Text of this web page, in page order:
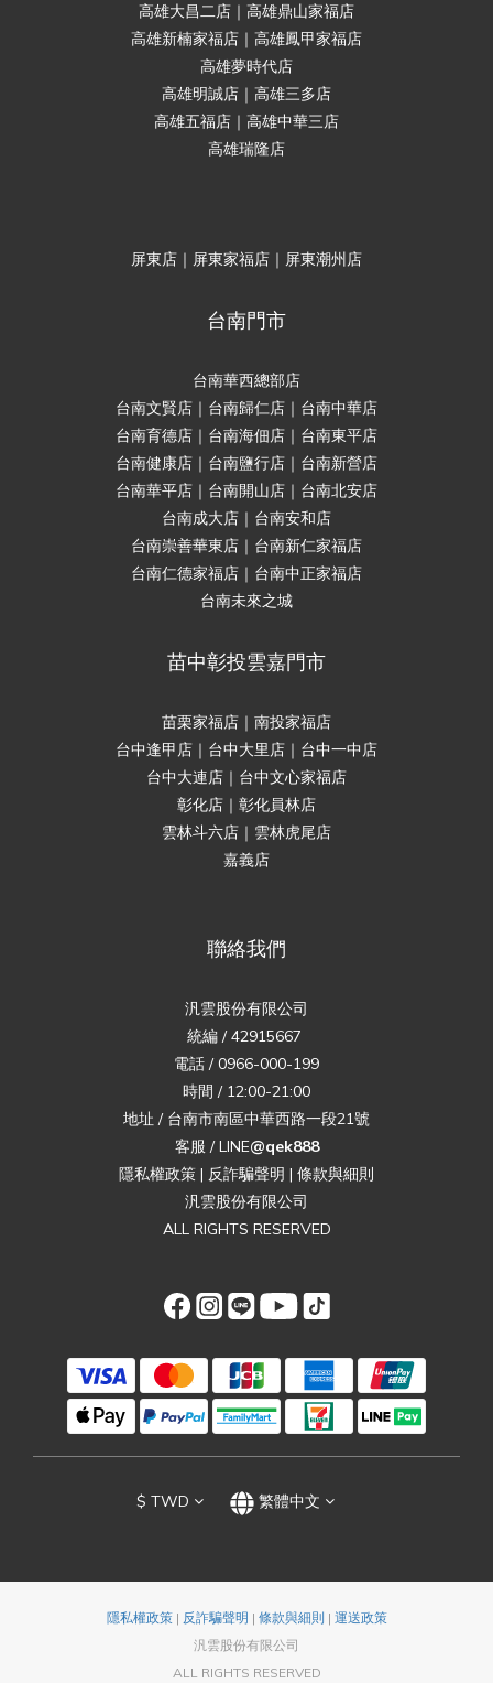
高雄大昌二店｜高雄鼎山家福店
高雄新楠家福店｜高雄鳳甲家福店
高雄夢時代店
高雄明誠店｜高雄三多店
高雄五福店｜高雄中華三店
高雄瑞隆店
屏東店｜屏東家福店｜屏東潮州店
台南門市
台南華西總部店
台南文賢店｜台南歸仁店｜台南中華店
台南育德店｜台南海佃店｜台南東平店
台南健康店｜台南鹽行店｜台南新營店
台南華平店｜台南開山店｜台南北安店
台南成大店｜台南安和店
台南崇善華東店｜台南新仁家福店
台南仁德家福店｜台南中正家福店
台南未來之城
苗中彰投雲嘉門市
苗栗家福店｜南投家福店
台中逢甲店｜台中大里店｜台中一中店
台中大連店｜台中文心家福店
彰化店｜彰化員林店
雲林斗六店｜雲林虎尾店
嘉義店
聯絡我們
汎雲股份有限公司
統編 / 42915667
電話 / 0966-000-199
時間 / 12:00-21:00
地址 / 台南市南區中華西路一段21號
客服 / LINE@qek888
隱私權政策 | 反詐騙聲明 | 條款與細則
汎雲股份有限公司
ALL RIGHTS RESERVED
$ TWD 繁體中文
隱私權政策| 反詐騙聲明 | 條款與細則 | 運送政策
汎雲股份有限公司
ALL RIGHTS RESERVED